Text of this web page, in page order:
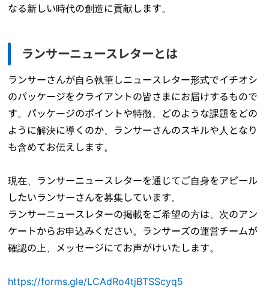
なる新しい時代の創造に貢献します。
ランサーニュースレターとは
ランサーさんが自ら執筆しニュースレター形式でイチオシ
のパッケージをクライアントの皆さまにお届けするもので
す。パッケージのポイントや特徴、どのような課題をどの
ように解決に導くのか、ランサーさんのスキルや人となり
も含めてお伝えします。
現在、ランサーニュースレターを通じてご自身をアピール
したいランサーさんを募集しています。
ランサーニュースレターの掲載をご希望の方は、次のアン
ケートからお申込みください。ランサーズの運営チームが
確認の上、メッセージにてお声がけいたします。
https://forms.gle/LCAdRo4tjBTSScyq5